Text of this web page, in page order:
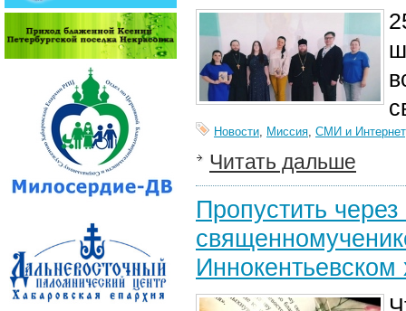
Новости, Миссия, СМИ и Интернет
Читать дальше
Пропустить